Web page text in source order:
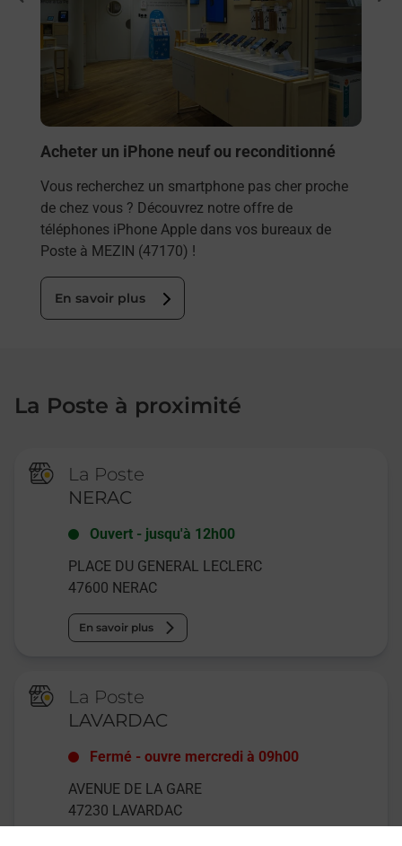
Acheter un iPhone neuf ou reconditionné
Vous recherchez un smartphone pas cher proche
de chez vous ? Découvrez notre offre de
téléphones iPhone Apple dans vos bureaux de
Poste à MEZIN (47170) !
En savoir plus
La Poste à proximité
La Poste
NERAC
Ouvert - jusqu'à 12h00
PLACE DU GENERAL LECLERC
47600 NERAC
En savoir plus
La Poste
LAVARDAC
Fermé -ouvre mercredi à 09h00
AVENUE DE LA GARE
47230 LAVARDAC